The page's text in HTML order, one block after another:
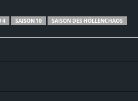
4 SAISON 10 SAISON DES HÖLLENCHAOS